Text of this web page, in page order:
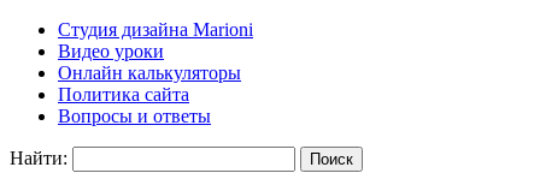
Студия дизайна Marioni
Видео уроки
Онлайн калькуляторы
Политика сайта
Вопросы и ответы
Найти: